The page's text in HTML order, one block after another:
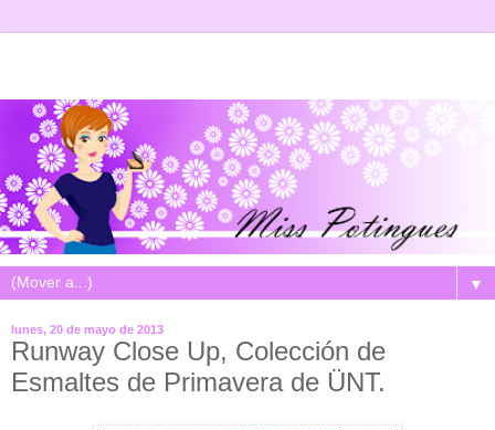
▼
lunes, 20 de mayo de 2013
Runway Close Up, Colección de
Esmaltes de Primavera de ÜNT.